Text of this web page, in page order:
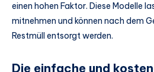
einen hohen Faktor. Diese Modelle
mitnehmen und können nach dem
Restmüll entsorgt werden.
Die einfache und